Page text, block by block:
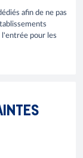
afin de ne pas
l'entrée pour les